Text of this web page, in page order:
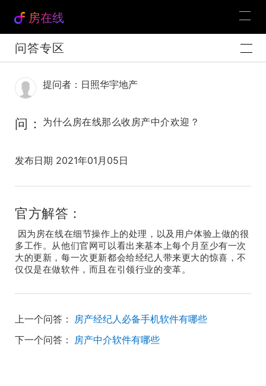
房在线
问答专区
提问者：日照华宇地产
问： 为什么房在线那么收房产中介欢迎？
发布日期 2021年01月05日
官方解答：
因为房在线在细节操作上的处理，以及用户体验上做的很
多工作。从他们官网可以看出来基本上每个月至少有一次
大的更新，每一次更新都会给经纪人带来更大的惊喜，不
仅仅是在做软件，而且在引领行业的变革。
上一个问答： 房产经纪人必备手机软件有哪些
下一个问答： 房产中介软件有哪些